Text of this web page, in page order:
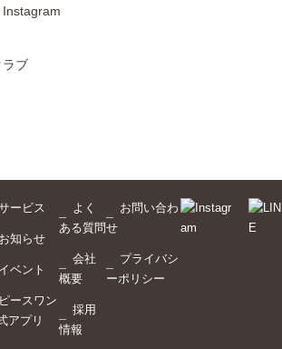
ービス
お知らせ
イベント
ピースワン
アプリ
よく
ある質問
会社
概要
採用
情報
お問い合わ
せ
プライバシ
ーポリシー